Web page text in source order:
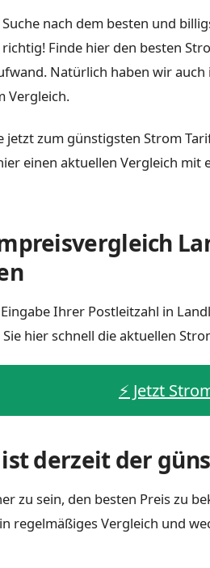
nach dem besten und
Finde hier den besten
Natürlich haben wir
Vergleich.
jetzt zum günstigsten Strom
einen aktuellen Vergleich
Ihrer Postleitzahl in
hier schnell die aktuellen
⚡️ Jetzt
derzeit der
zu sein, den besten Preis zu
regelmäßiges Vergleich und